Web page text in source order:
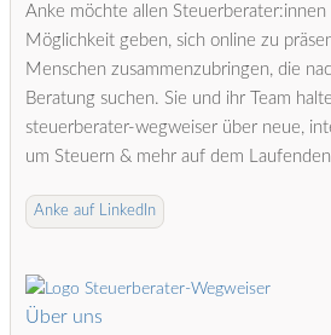
Anke möchte allen Steuerberater:innen
Möglichkeit geben, sich online zu
Menschen zusammenzubringen, die
Beratung suchen. Sie und ihr Team
steuerberater-wegweiser über neue,
um Steuern & mehr auf dem
Anke auf LinkedIn
Über uns